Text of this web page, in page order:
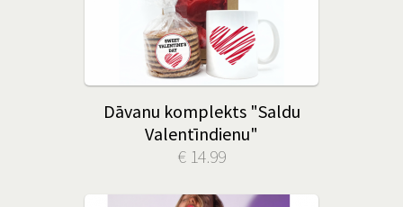
Dāvanu komplekts "Saldu
Valentīndienu"
€ 14.99